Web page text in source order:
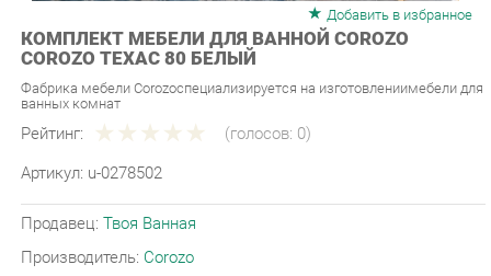
КОМПЛЕКТ МЕБЕЛИ ДЛЯ ВАННОЙ COROZO
COROZO ТЕХАС 80 БЕЛЫЙ
Фабрика мебели Corozoспециализируется на изготовлениимебели для
Рейтинг: (голосов:
Артикул: u-0278502
Производитель: Corozo
Последняя цена: 31 190 ₽